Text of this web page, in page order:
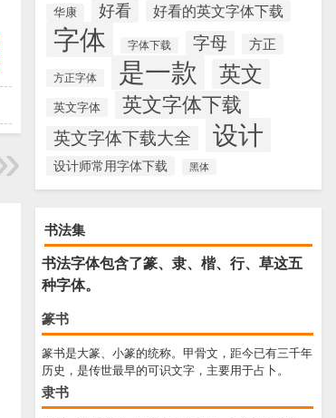
华康 好看 好看的英文字体下载
字体 字体下载 字母 方正
方正字体 是一款 英文
英文字体 英文字体下载
英文字体下载大全 设计
设计师常用字体下载 黑体
书法集
书法字体包含了篆、隶、楷、行、草这五
种字体。
篆书
篆书是大篆、小篆的统称。甲骨文，距今已有三千年
历史，是传世最早的可识文字，主要用于占卜。
隶书